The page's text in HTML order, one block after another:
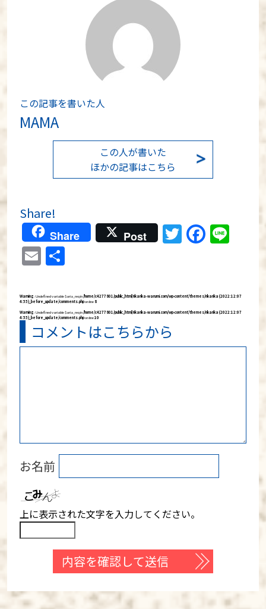
この記事を書いた人
MAMA
この人が書いた
ほかの記事はこちら
Share!
Share Post Twitter
Email
Warning: Undefined variable $aria_req in/home/c4277801/public_html/rikarika-warumi.com/wp-content/themes/rikarika (2022:12:07
4:55)_before_update/comments.phpon line 8
Warning: Undefined variable $aria_req in/home/c4277801/public_html/rikarika-warumi.com/wp-content/themes/rikarika (2022:12:07
4:55)_before_update/comments.phpon line10
コメントはこちらから
お名前
上に表示された文字を入力してください。